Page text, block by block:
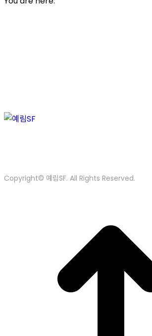
Copyright© 예림SF. All Rights Reserved.